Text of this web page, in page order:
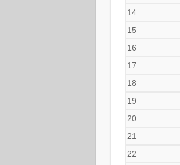
14
15
16
17
18
19
20
21
22